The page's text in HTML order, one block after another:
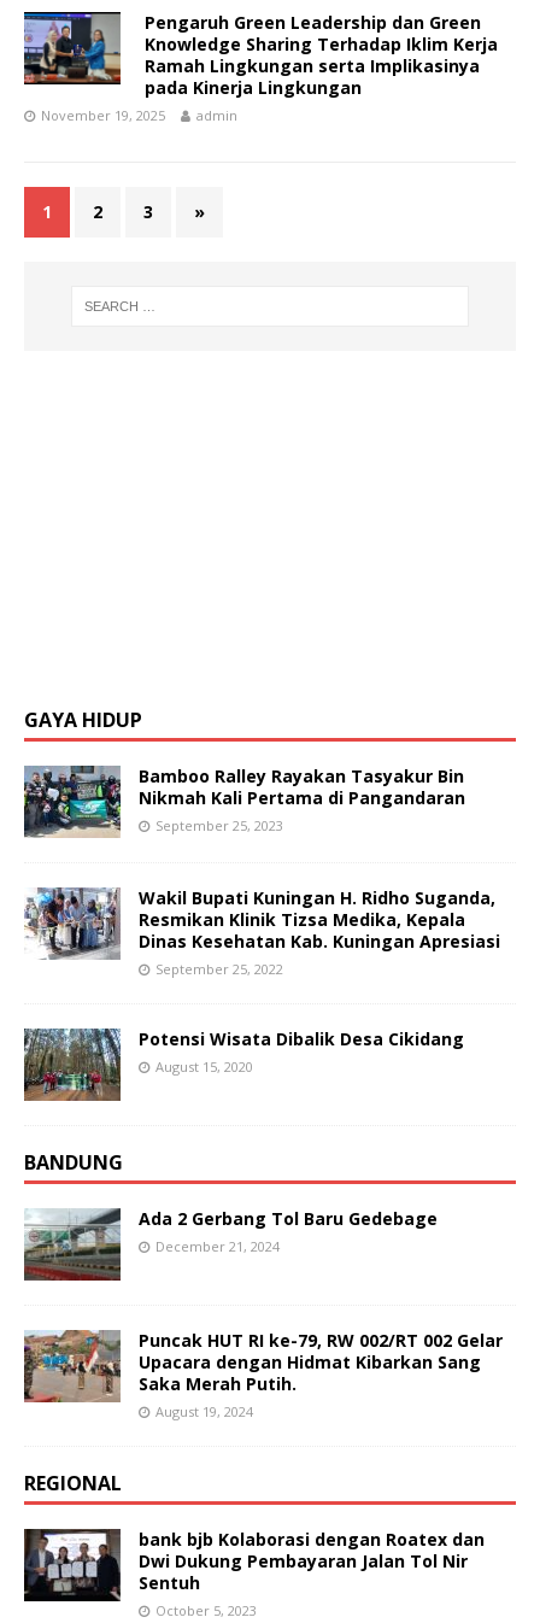
Pengaruh Green Leadership dan Green
Knowledge Sharing Terhadap Iklim Kerja
Ramah Lingkungan serta Implikasinya
pada Kinerja Lingkungan
November 19, 2025 admin
1 2 3 »
GAYA HIDUP
Bamboo Ralley Rayakan Tasyakur Bin
Nikmah Kali Pertama di Pangandaran
September 25, 2023
Wakil Bupati Kuningan H. Ridho Suganda,
Resmikan Klinik Tizsa Medika, Kepala
Dinas Kesehatan Kab. Kuningan Apresiasi
September 25, 2022
Potensi Wisata Dibalik Desa Cikidang
August 15, 2020
BANDUNG
Ada 2 Gerbang Tol Baru Gedebage
December 21, 2024
Puncak HUT RI ke-79, RW 002/RT 002 Gelar
Upacara dengan Hidmat Kibarkan Sang
Saka Merah Putih.
August 19, 2024
REGIONAL
bank bjb Kolaborasi dengan Roatex dan
Dwi Dukung Pembayaran Jalan Tol Nir
Sentuh
October 5, 2023